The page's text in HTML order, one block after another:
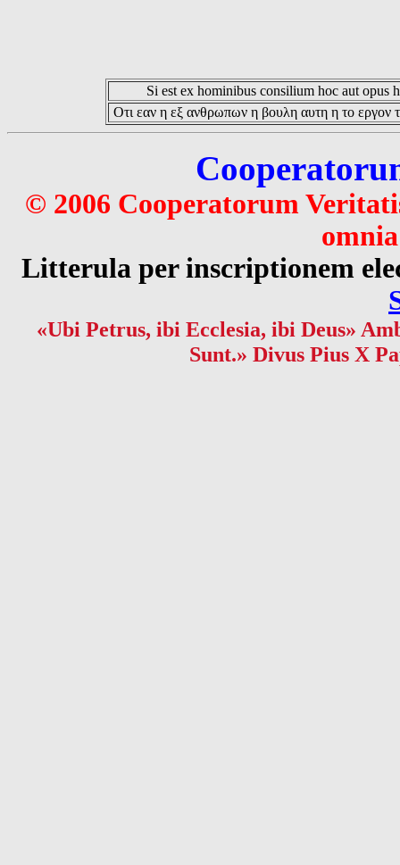
Si est ex hominibus consilium hoc aut opus
Οτι εαν η εξ ανθρωπων η βουλη αυτη η το εργον
© 2006 Cooperatorum
Litterula per inscriptionem
«Ubi Petrus, ibi Ecclesia, ibi Deus»
Sunt.» Divus Pius X